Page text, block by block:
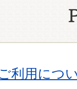
利用につ